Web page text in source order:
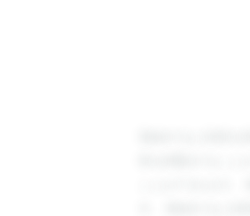
登録すると回答
答を閲覧するこ
ことができます
す。登録すると